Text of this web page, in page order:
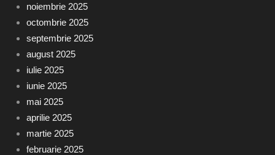
noiembrie 2025
octombrie 2025
septembrie 2025
august 2025
iulie 2025
iunie 2025
mai 2025
aprilie 2025
martie 2025
februarie 2025